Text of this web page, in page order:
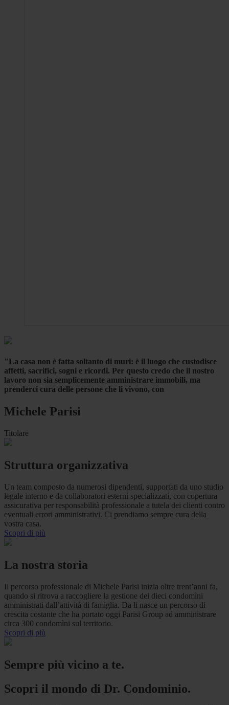
"La casa non è fatta soltanto di muri: è il luogo che custodisce
affetti, sacrifici, sogni e ricordi. Per questo credo che il nostro
lavoro non sia semplicemente amministrare immobili, ma
prenderci cura delle persone che li vivono, con
Michele Parisi
Titolare
Struttura organizzativa
Un team composto da numerosi dipendenti, supportati da uno studio
legale interno e da collaboratori esterni specializzati, con copertura
assicurativa per responsabilità professionale a tutela dei clienti contro
eventuali errori amministrativi. Ci prendiamo sempre cura della
vostra casa.
Scopri di più
La nostra storia
Il percorso professionale di Michele Parisi inizia oltre trent’anni fa,
quando si ritrova a raccogliere la gestione dei dieci condomìni
amministrati dall’attività di famiglia. Da li nasce un percorso di
crescita costante che ha portato oggi Parisi Group ad amministrare
circa 300 condomìni sul territorio.
Scopri di più
Sempre più vicino a te.
Scopri il mondo di Dr. Condominio.